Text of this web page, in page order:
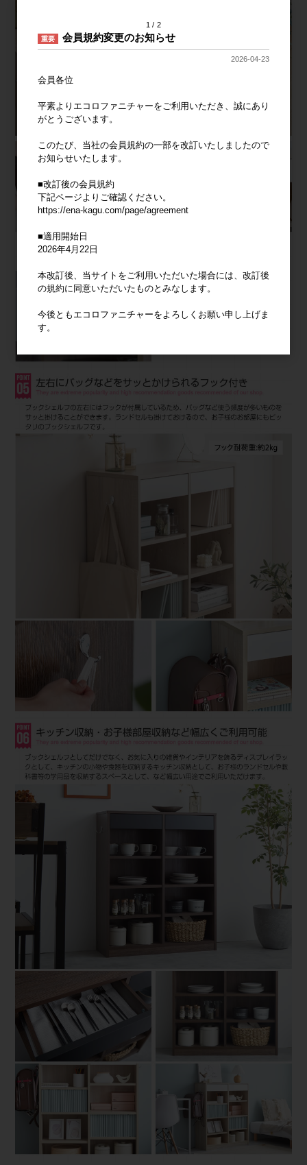
1 2
重要 会員規約変更のお知らせ
2026-04-23
会員各位
平素よりエコロファニチャーをご利用いただき、誠にあり
がとうございます。
このたび、当社の会員規約の一部を改訂いたしましたので
お知らせいたします。
■改訂後の会員規約
下記ページよりご確認ください。
https://ena-kagu.com/page/agreement
■適用開始日
2026年4月22日
本改訂後、当サイトをご利用いただいた場合には、改訂後
の規約に同意いただいたものとみなします。
今後ともエコロファニチャーをよろしくお願い申し上げま
す。